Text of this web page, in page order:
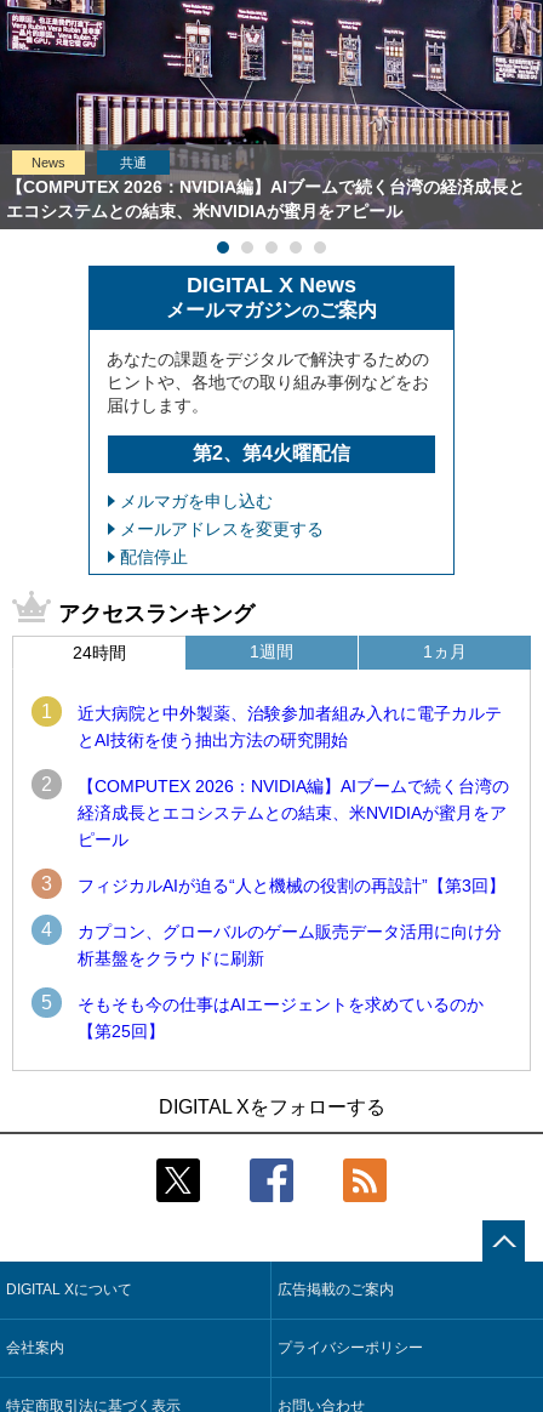
News 共通
【COMPUTEX 2026：NVIDIA編】AIブームで続く台湾の経済成長と
エコシステムとの結束、米NVIDIAが蜜月をアピール
DIGITAL X News
メールマガジンのご案内
あなたの課題をデジタルで解決するための
ヒントや、各地での取り組み事例などをお
届けします。
第2、第4火曜配信
メルマガを申し込む
メールアドレスを変更する
配信停止
アクセスランキング
24時間
1
近大病院と中外製薬、治験参加者組み入れに電子カルテ
とAI技術を使う抽出方法の研究開始
2
【COMPUTEX 2026：NVIDIA編】AIブームで続く台湾の
経済成長とエコシステムとの結束、米NVIDIAが蜜月をア
ピール
3 フィジカルAIが迫る“人と機械の役割の再設計”【第3回】
4
カプコン、グローバルのゲーム販売データ活用に向け分
析基盤をクラウドに刷新
5
そもそも今の仕事はAIエージェントを求めているのか
【第25回】
1週間
技術を使う抽出方法の研究開始
Umios、消費者起点の販売計画策定に向けたAIシステムを本格
4
コスモ石油、製油所の設備点検への四足歩行ロボット利用を
5 フィジカルAIが迫る“人と機械の役割の再設計”【第3回】
1ヵ月
合基盤を本格稼働
鹿島建設、鋼管柱へのコンクリート充填時の異常を検出する
AIを遠隔監視システムに実装
4
そもそも今の仕事はAIエージェントを求めているのか【第25
5
製造業の現場の暗黙知を組織横断で活用するためのナレッジ
管理基盤、LIGHTzが提供
DIGITAL Xをフォローする
DIGITAL Xについて 広告掲載のご案内
会社案内 プライバシーポリシー
特定商取引法に基づく表示 お問い合わせ